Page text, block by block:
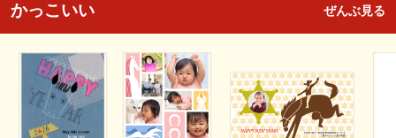
かっこいい ぜんぶ見る